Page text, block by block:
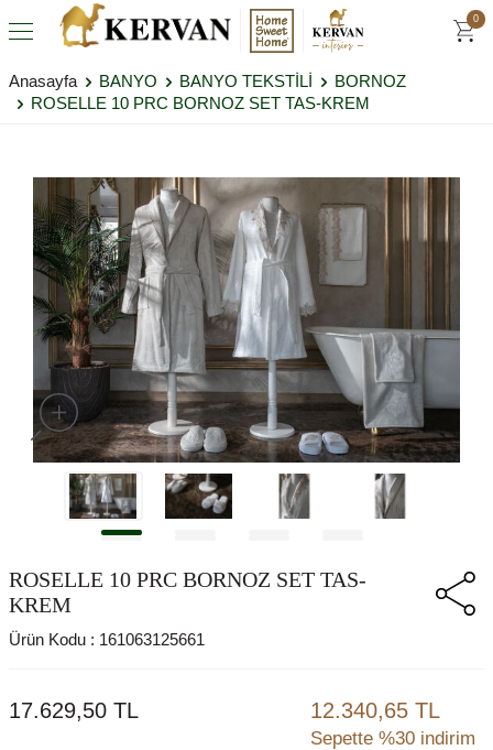
0
Anasayfa BANYO BANYO TEKSTİLİ
BORNOZ
ROSELLE 10 PRC BORNOZ SET TAS-KREM
ROSELLE 10 PRC BORNOZ SET TAS-
KREM
Ürün Kodu : 161063125661
17.629,50 TL 12.340,65 TL
Sepette %30 indirim